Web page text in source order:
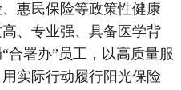
惠民保险等政策性健康
、专业强、具备医学背
合署办”员工，以高质量服
实际行动履行阳光保险